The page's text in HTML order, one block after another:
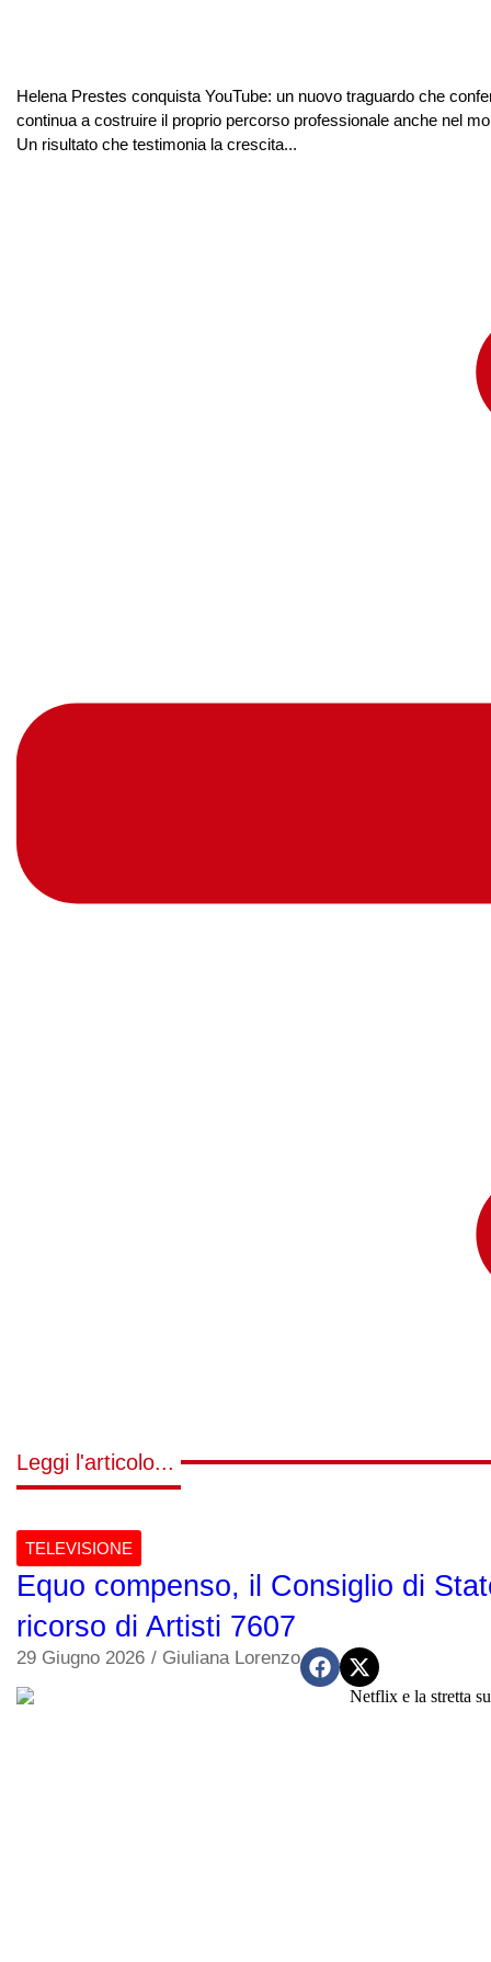
Helena Prestes conquista YouTube: un nuovo traguardo che
continua a costruire il proprio percorso professionale anche nel
Un risultato che testimonia la crescita...
Leggi l'articolo...
TELEVISIONE
Equo compenso, il Consiglio di
ricorso di Artisti 7607
29 Giugno 2026 / Giuliana Lorenzo